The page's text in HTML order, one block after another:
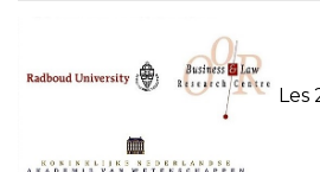
Les